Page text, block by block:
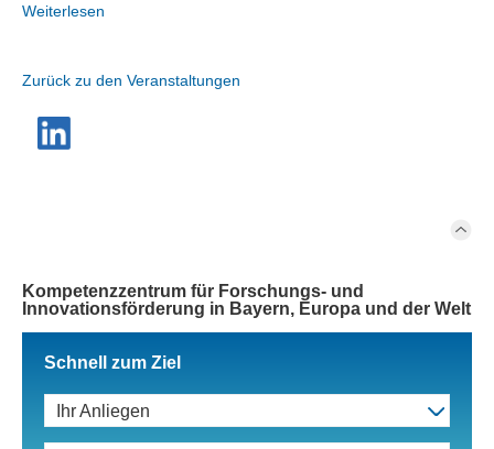
Weiterlesen
Zurück zu den Veranstaltungen
Kompetenzzentrum für Forschungs- und
Innovationsförderung in Bayern, Europa und der Welt
Schnell zum Ziel
Ihr Anliegen